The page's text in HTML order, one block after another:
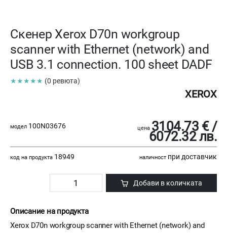
Скенер Xerox D70n workgroup
scanner with Ethernet (network) and
USB 3.1 connection. 100 sheet DADF
★★★★★ (0 ревюта)
XEROX
модел 100N03676 цена 3104.73 € /
6072.32 лв.
код на продукта 18949 наличност при доставчик
Добави в количката
Описание на продукта
Xerox D70n workgroup scanner with Ethernet (network) and